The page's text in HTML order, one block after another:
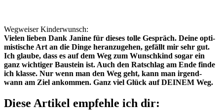
Weg­wei­ser Kin­der­wunsch:
Vie­len lie­ben Dank Jani­ne für die­ses tol­le Gespräch. Dei­ne opti­
mis­ti­sche Art an die Din­ge her­an­zu­ge­hen, gefällt mir sehr gut.
Ich glau­be, dass es auf dem Weg zum Wunsch­kind sogar ein
ganz wich­ti­ger Bau­stein ist. Auch den Rat­schlag am Ende fin­de
ich klas­se. Nur wenn man den Weg geht, kann man irgend­
wann am Ziel ankom­men. Ganz viel Glück auf DEINEM Weg.
Die­se Arti­kel emp­feh­le ich dir: